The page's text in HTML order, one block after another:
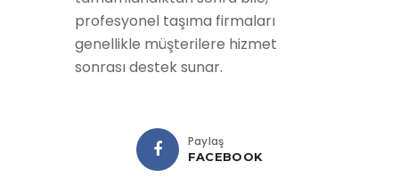
profesyonel taşıma firmaları
genellikle müşterilere hizmet
sonrası destek sunar.
Paylaş
FACEBOOK